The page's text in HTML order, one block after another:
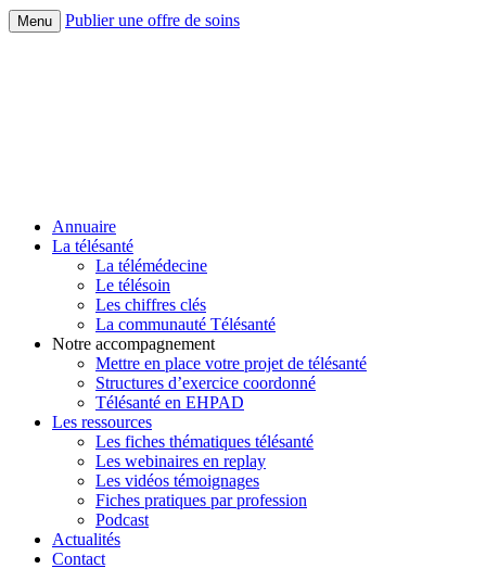
Menu Publier une offre de soins
Annuaire
La télésanté
La télémédecine
Le télésoin
Les chiffres clés
La communauté Télésanté
Notre accompagnement
Mettre en place votre projet de télésanté
Structures d’exercice coordonné
Télésanté en EHPAD
Les ressources
Les fiches thématiques télésanté
Les webinaires en replay
Les vidéos témoignages
Fiches pratiques par profession
Podcast
Actualités
Contact